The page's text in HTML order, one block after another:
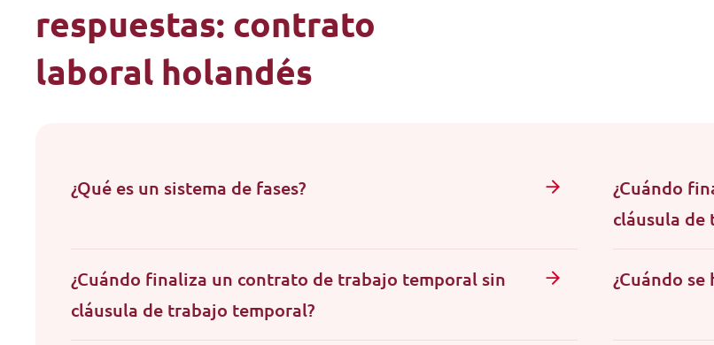
respuestas: contrato
laboral holandés
¿Qué es un sistema de fases?
¿Cuándo
cláusula de
¿Cuándo finaliza un contrato de trabajo temporal sin
cláusula de trabajo temporal?
¿Cuándo